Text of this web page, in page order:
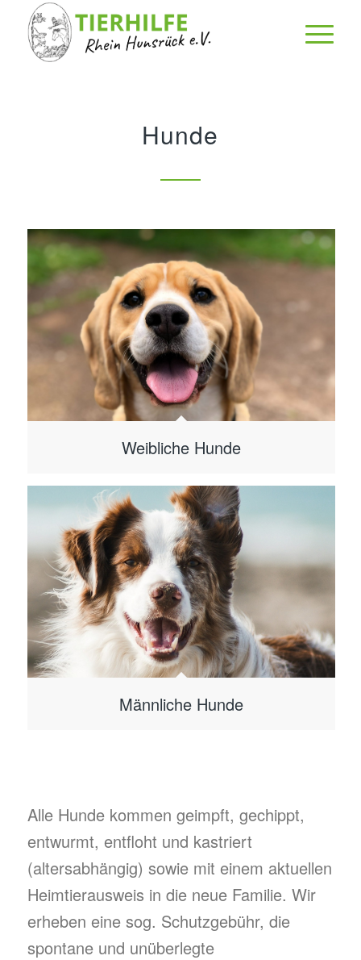
Hunde
Weibliche Hunde
Männliche Hunde
Alle Hunde kommen geimpft, gechippt,
entwurmt, entfloht und kastriert
(altersabhängig) sowie mit einem aktuellen
Heimtierausweis in die neue Familie. Wir
erheben eine sog. Schutzgebühr, die
spontane und unüberlegte